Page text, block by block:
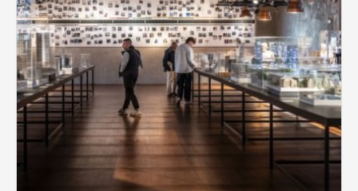
Cookies, které aplikace nedokáže zařadit.
Naším cílem je, aby tato kategorie
zůstala prázdná a všechny cookies byly
přiřazeny do některé z kategorií
uvedených výše.